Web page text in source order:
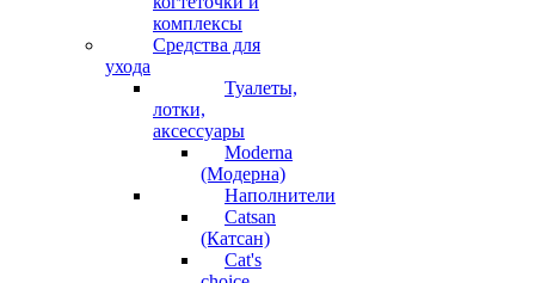
комплексы
Средства для
ухода
Туалеты,
лотки,
аксессуары
Moderna
(Модерна)
Наполнители
Catsan
(Катсан)
Cat's